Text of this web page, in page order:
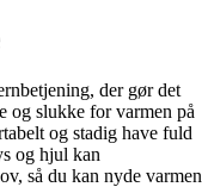
der gør det
og slukke for varmen på
og stadig have fuld
og hjul kan
så du kan nyde varmen